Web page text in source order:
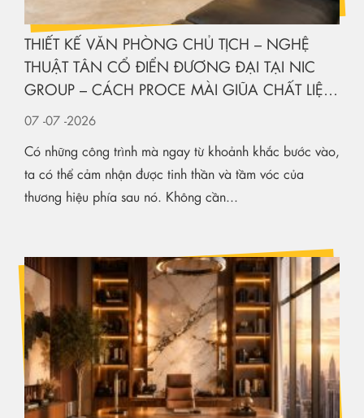
THIẾT KẾ VĂN PHÒNG CHỦ TỊCH – NGHỆ
THUẬT TÂN CỔ ĐIỂN ĐƯƠNG ĐẠI TẠI NIC
GROUP – CÁCH PROCE MÀI GIŨA CHẤT LIỆU
KIẾN TẠO KHÔNG GIAN HẠNG SANG
07 -07 -2026
Có những công trình mà ngay từ khoảnh khắc bước vào,
ta có thể cảm nhận được tinh thần và tầm vóc của
thương hiệu phía sau nó. Không cần...